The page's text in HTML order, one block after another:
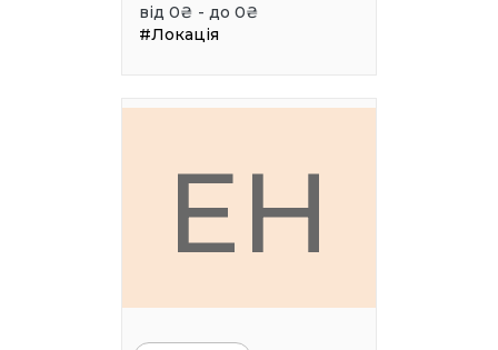
від 0₴ - до 0₴
#Локація
EH